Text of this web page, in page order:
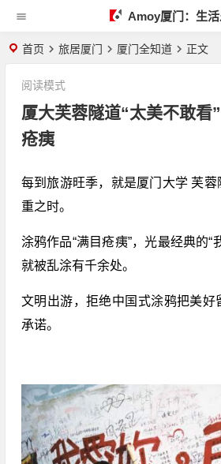
Amoy厦门：生
首页 旅居厦门 厦门全知道 正文
厦大芙蓉隧道“太美不敢看
疮痍
阅读模式
每到旅游旺季，就是厦门大学 芙
重之时。
涂鸦作品“满目疮痍”，光最经典的“
就被乱涂有千余处。
文明出游，拒绝中国式涂鸦把美好
承诺。